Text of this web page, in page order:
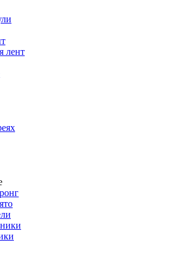
лент